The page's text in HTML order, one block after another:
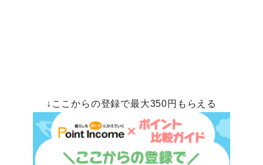
↓ここからの登録で最大350円もらえる